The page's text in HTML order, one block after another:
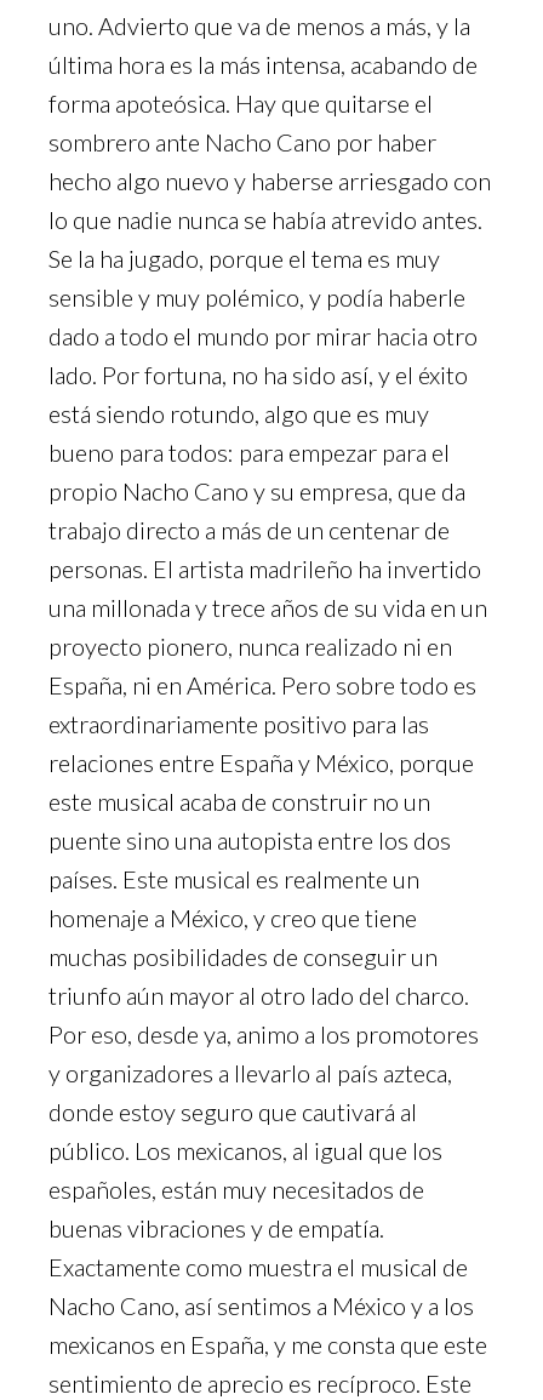
uno. Advierto que va de menos a más, y la
última hora es la más intensa, acabando de
forma apoteósica. Hay que quitarse el
sombrero ante Nacho Cano por haber
hecho algo nuevo y haberse arriesgado con
lo que nadie nunca se había atrevido antes.
Se la ha jugado, porque el tema es muy
sensible y muy polémico, y podía haberle
dado a todo el mundo por mirar hacia otro
lado. Por fortuna, no ha sido así, y el éxito
está siendo rotundo, algo que es muy
bueno para todos: para empezar para el
propio Nacho Cano y su empresa, que da
trabajo directo a más de un centenar de
personas. El artista madrileño ha invertido
una millonada y trece años de su vida en un
proyecto pionero, nunca realizado ni en
España, ni en América. Pero sobre todo es
extraordinariamente positivo para las
relaciones entre España y México, porque
este musical acaba de construir no un
puente sino una autopista entre los dos
países. Este musical es realmente un
homenaje a México, y creo que tiene
muchas posibilidades de conseguir un
triunfo aún mayor al otro lado del charco.
Por eso, desde ya, animo a los promotores
y organizadores a llevarlo al país azteca,
donde estoy seguro que cautivará al
público. Los mexicanos, al igual que los
españoles, están muy necesitados de
buenas vibraciones y de empatía.
Exactamente como muestra el musical de
Nacho Cano, así sentimos a México y a los
mexicanos en España, y me consta que este
sentimiento de aprecio es recíproco. Este